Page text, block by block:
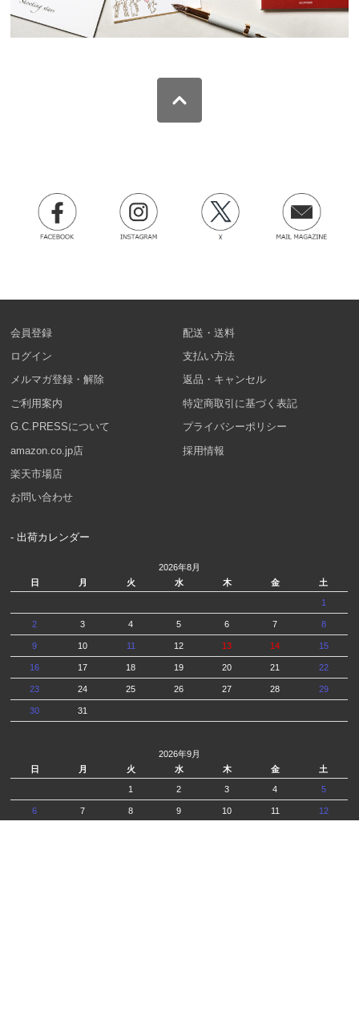
会員登録
ログイン
メルマガ登録・解除
ご利用案内
G.C.PRESSについて
amazon.co.jp店
楽天市場店
お問い合わせ
配送・送料
支払い方法
返品・キャンセル
特定商取引に基づく表記
プライバシーポリシー
採用情報
- 出荷カレンダー
2026年8月
日
月 火 水 木 金 土
1
2 3 4 5 6 7 8
9 10 11 12 13 14 15
16 17 18 19 20 21 22
23 24 25 26 27 28 29
30 31
2026年9月
日
月 火 水 木 金 土
1 2 3 4 5
6 7 8 9 10 11 12